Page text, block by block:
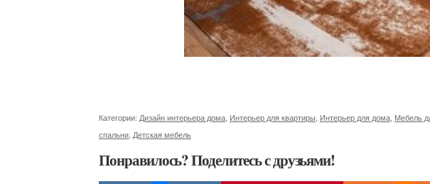
Категории: Дизайн интерьера дома Интерьер для квартиры Интерьер для дома Мебель
спальни Детская мебель
Понравилось? Поделитесь с друзьями!